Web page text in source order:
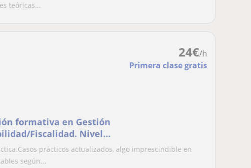
teóricas...
24€/h
Primera clase gratis
formativa en Gestión
Fiscalidad. Nivel
prácticos actualizados, algo imprescindible en
según...